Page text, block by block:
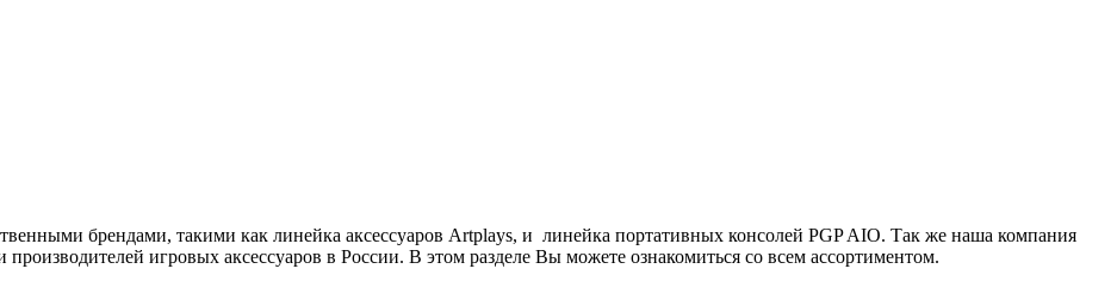
брендами, такими как линейка аксессуаров Artplays, и линейка портативных консолей PGP AIO. Так же наша компания
игровых аксессуаров в России. В этом разделе Вы можете ознакомиться со всем ассортиментом.